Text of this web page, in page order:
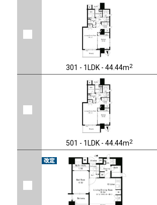
301 - 1LDK - 44.44m2
501 - 1LDK - 44.44m2